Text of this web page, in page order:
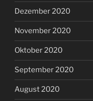
Dezember 2020
November 2020
Oktober 2020
September 2020
August 2020